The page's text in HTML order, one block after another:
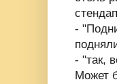
-
- "так,
Может